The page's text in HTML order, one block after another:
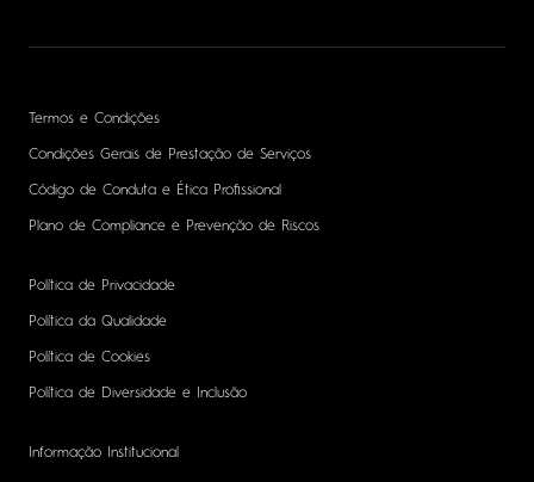
Termos e Condições
Condições Gerais de Prestação de Serviços
Código de Conduta e Ética Profissional
Plano de Compliance e Prevenção de Riscos
Política de Privacidade
Política da Qualidade
Política de Cookies
Política de Diversidade e Inclusão
Informação Institucional